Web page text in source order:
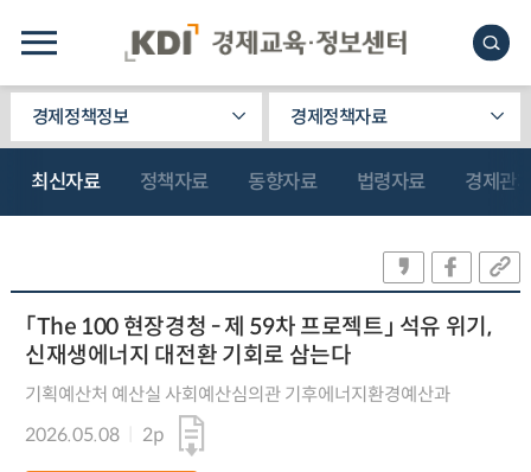
경제정책정보 경제정책자료
최신자료 정책자료 동향자료 법령자료 경제관
「The 100 현장경청 - 제 59차 프로젝트」 석유 위기,
신재생에너지 대전환 기회로 삼는다
기획예산처 예산실 사회예산심의관 기후에너지환경예산과
2026.05.08
2p